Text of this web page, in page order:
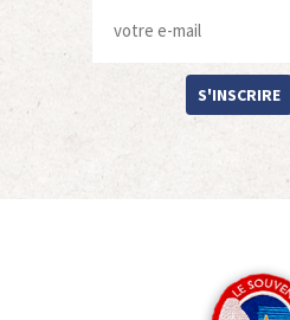
S'INSCRIRE